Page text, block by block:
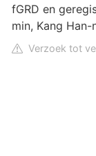
fGRD en
min, Kang
Verzoek tot